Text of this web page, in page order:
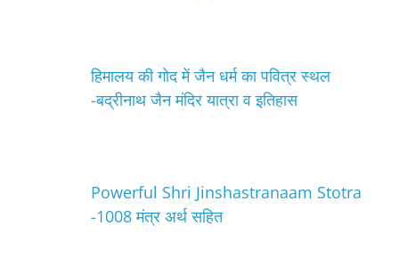
हिमालय की गोद में जैन धर्म का पवित्र स्थल
-बद्रीनाथ जैन मंदिर यात्रा व इतिहास
Powerful Shri Jinshastranaam Stotra
-1008 मंत्र अर्थ सहित